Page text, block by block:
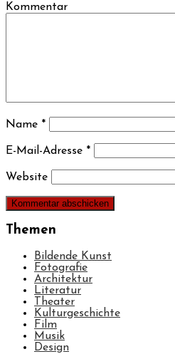
Kommentar
Name *
E-Mail-Adresse *
Website
Themen
Bildende Kunst
Fotografie
Architektur
Literatur
Theater
Kulturgeschichte
Film
Musik
Design